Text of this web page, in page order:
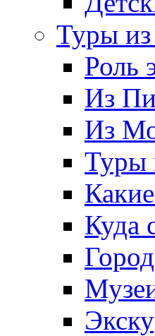
Туры
Роль
Из
Из
Туры
Куда